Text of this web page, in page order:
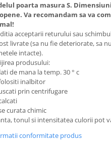
poarta masura S.
Va recomandam sa va
acceptarii returului sau
livrate (sa nu fie deteriorate, sa
intacte).
produsului:
de mana la temp. 30 ° c
inalbitor
prin centrifugare
curata chimic
tonul si intensitatea culorii pot
conformitate produs